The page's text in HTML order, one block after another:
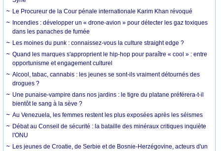
Le Procureur de la Cour pénale internationale Karim Khan révoqué
Incendies : développer un « drone-avion » pour détecter les gaz toxiques
dans les panaches de fumée
Les moines du punk : connaissez-vous la culture straight edge ?
Quand les marques s'approprient le hip-hop pour paraître « cool » : entre
opportunisme et engagement culturel
Alcool, tabac, cannabis : les jeunes se sont-ils vraiment détournés des
drogues ?
Une punaise-vampire dans nos jardins : le tigre du platane préférera-t-il
bientôt le sang à la sève ?
Au Venezuela, les femmes restent les plus exposées après les séismes
Débat au Conseil de sécurité : la bataille des minéraux critiques inquiète
l'ONU
Les jeunes de Croatie, de Serbie et de Bosnie-Herzégovine, acteurs d'un